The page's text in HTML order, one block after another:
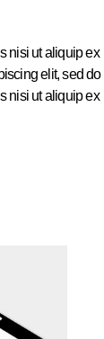
nisi ut aliquip ex
elit, sed do
nisi ut aliquip ex